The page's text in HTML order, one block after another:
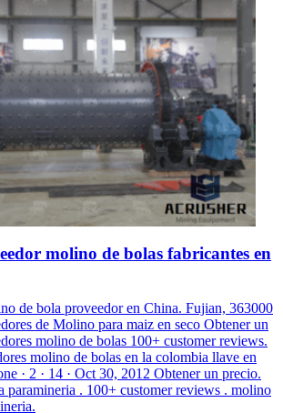
molino de bolas fabricantes en
de bola proveedor en China. Fujian, 363000
de Molino para maiz en seco Obtener un
molino de bolas 100+ customer reviews.
molino de bolas en la colombia llave en
· 2 · 14 · Oct 30, 2012 Obtener un precio.
paramineria . 100+ customer reviews . molino